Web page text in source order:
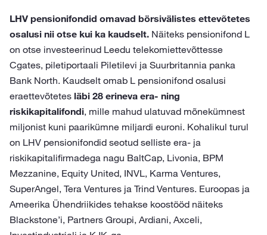
LHV pensionifondid omavad börsivälistes ettevõtetes
osalusi nii otse kui ka kaudselt. Näiteks pensionifond L
on otse investeerinud Leedu telekomiettevõttesse
Cgates, piletiportaali Piletilevi ja Suurbritannia panka
Bank North. Kaudselt omab L pensionifond osalusi
eraettevõtetes läbi 28 erineva era- ning
riskikapitalifondi, mille mahud ulatuvad mõnekümnest
miljonist kuni paarikümne miljardi euroni. Kohalikul turul
on LHV pensionifondid seotud selliste era- ja
riskikapitalifirmadega nagu BaltCap, Livonia, BPM
Mezzanine, Equity United, INVL, Karma Ventures,
SuperAngel, Tera Ventures ja Trind Ventures. Euroopas ja
Ameerika Ühendriikides tehakse koostööd näiteks
Blackstone’i, Partners Groupi, Ardiani, Axceli,